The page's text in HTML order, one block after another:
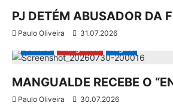
r
t
g
PJ DETÉM ABUSADOR DA
Paulo Oliveira
31.07.2026
MANGUALDE RECEBE O
Paulo Oliveira 30.07.2026